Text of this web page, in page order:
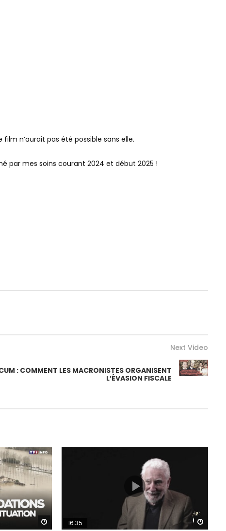
n’aurait pas été possible sans elle.
par mes soins courant 2024 et début 2025 !
Next Video
: COMMENT LES MACRONISTES ORGANISENT
L’ÉVASION FISCALE
Watch Later
16:35